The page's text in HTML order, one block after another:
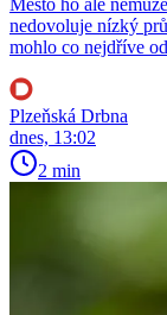
Město ho ale
nedovoluje nízký
mohlo co nejdříve
Plzeňská Drbna
dnes, 13:02
2 min